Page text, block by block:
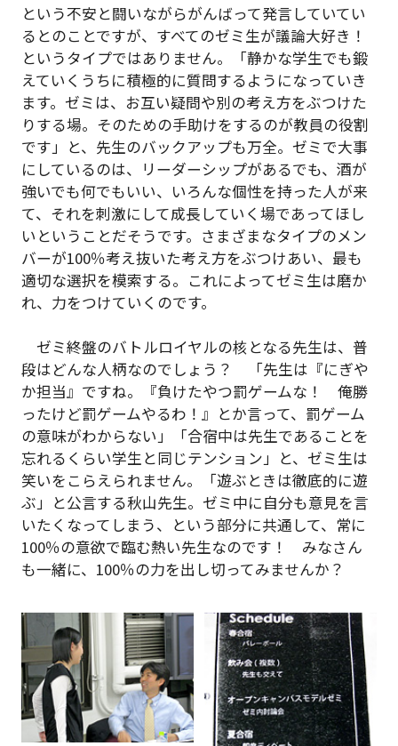
という不安と闘いながらがんばって発言していてい
るとのことですが、すべてのゼミ生が議論大好き！
というタイプではありません。「静かな学生でも鍛
えていくうちに積極的に質問するようになっていき
ます。ゼミは、お互い疑問や別の考え方をぶつけた
りする場。そのための手助けをするのが教員の役割
です」と、先生のバックアップも万全。ゼミで大事
にしているのは、リーダーシップがあるでも、酒が
強いでも何でもいい、いろんな個性を持った人が来
て、それを刺激にして成長していく場であってほし
いということだそうです。さまざまなタイプのメン
バーが100％考え抜いた考え方をぶつけあい、最も
適切な選択を模索する。これによってゼミ生は磨か
れ、力をつけていくのです。
ゼミ終盤のバトルロイヤルの核となる先生は、普
段はどんな人柄なのでしょう？ 「先生は『にぎや
か担当』ですね。『負けたやつ罰ゲームな！ 俺勝
ったけど罰ゲームやるわ！』とか言って、罰ゲーム
の意味がわからない」「合宿中は先生であることを
忘れるくらい学生と同じテンション」と、ゼミ生は
笑いをこらえられません。「遊ぶときは徹底的に遊
ぶ」と公言する秋山先生。ゼミ中に自分も意見を言
いたくなってしまう、という部分に共通して、常に
100％の意欲で臨む熱い先生なのです！ みなさん
も一緒に、100％の力を出し切ってみませんか？